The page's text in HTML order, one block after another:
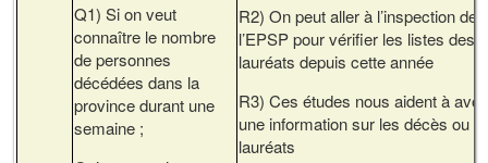
Q1) Si on veut
connaître le nombre
de personnes
décédées dans la
province durant une
semaine ;
R2) On peut aller à l’inspection de
l’EPSP pour vérifier les listes des
lauréats depuis cette année
R3) Ces études nous aident à
une information sur les décès ou
lauréats